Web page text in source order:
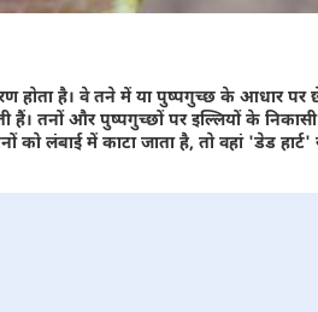
है। वे तने में या पुष्पगुच्छ के आधार पर
तनों और पुष्पगुच्छों पर इल्लियों के
को लंबाई में काटा जाता है, तो वहां 'डेड